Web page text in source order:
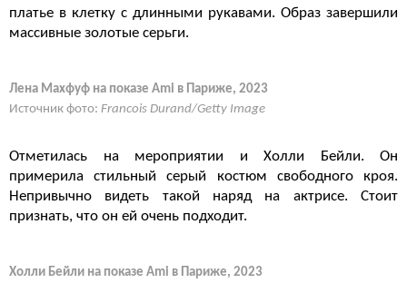
платье в клетку с длинными рукавами. Образ завершили
массивные золотые серьги.
Лена Махфуф на показе Ami в Париже, 2023
Источник фото: Francois Durand/Getty Image
Отметилась на мероприятии и Холли Бейли. Он
примерила стильный серый костюм свободного кроя.
Непривычно видеть такой наряд на актрисе. Стоит
признать, что он ей очень подходит.
Холли Бейли на показе Ami в Париже, 2023